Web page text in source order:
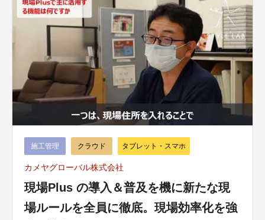
施工管理 クラウド タブレット・スマホ
カメヤグローバル株式会社
現場Plus の導入＆普及を機に新たな現
場ルールを全員に徹底。現場効率化を強